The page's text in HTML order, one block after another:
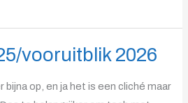
vooruitblik 2026
bijna op, en ja het is een cliché maar